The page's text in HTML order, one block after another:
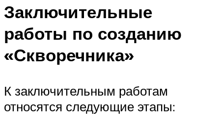
Заключительные
работы по созданию
«Скворечника»
К заключительным работам
относятся следующие этапы: